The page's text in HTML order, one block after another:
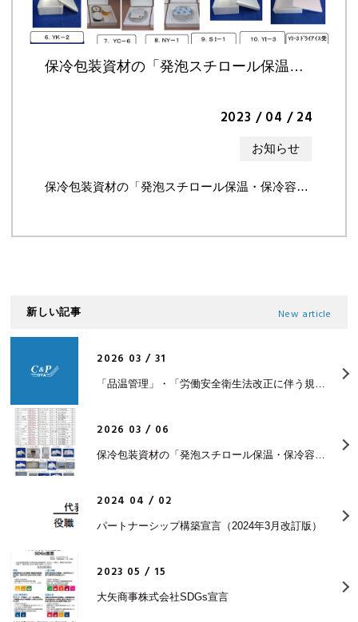
保冷包装資材の「発泡スチロール保温・保冷容器食品パック」カタログが新しくなりました
2023 / 04 / 24
お知らせ
保冷包装資材の「発泡スチロール保温・保冷容器食品パック」カタログが新しくなりました。ぜひご覧ください。
新しい記事 New article
2026 03 / 31
「品温管理」・「労働安全衛生法改正に伴う規制強化について」を更新しました。
2026 03 / 06
保冷包装資材の「発泡スチロール保温・保冷容器食品パック」カタログが新しくなりました
2024 04 / 02
パートナーシップ構築宣言（2024年3月改訂版）
2023 05 / 15
大矢商事株式会社SDGs宣言